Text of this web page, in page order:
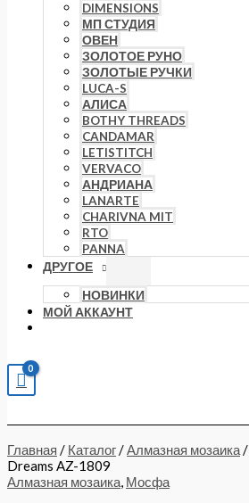
DIMENSIONS
МП СТУДИЯ
ОВЕН
ЗОЛОТОЕ РУНО
ЗОЛОТЫЕ РУЧКИ
LUCA-S
АЛИСА
BOTHY THREADS
CANDAMAR
LETISTITCH
VERVACO
АНДРИАНА
LANARTE
CHARIVNA MIT
RTO
PANNA
ДРУГОЕ
НОВИНКИ
МОЙ АККАУНТ
Главная / Каталог/Алмазная мозаика/
Dreams AZ-1809
Алмазная мозаика, Мосфа